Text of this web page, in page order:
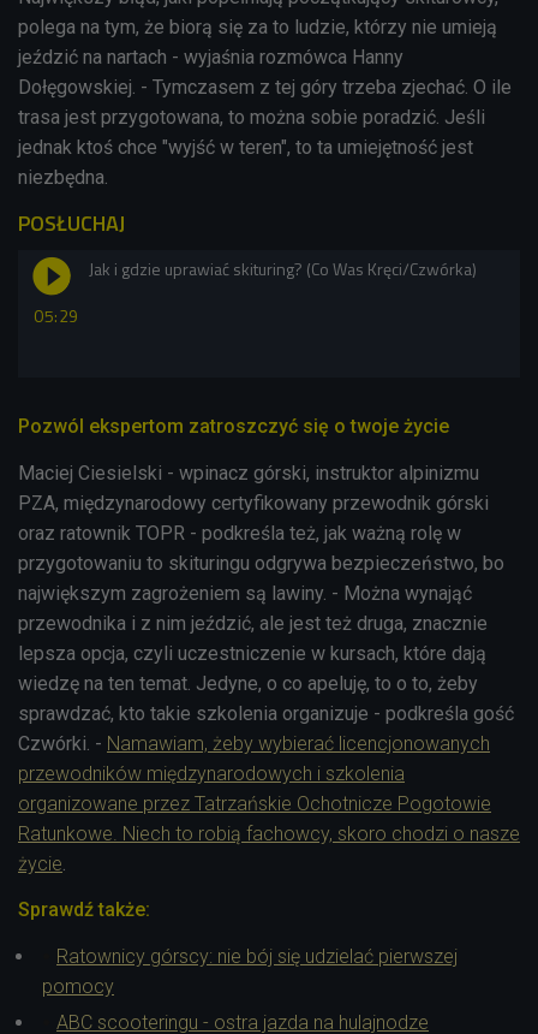
polega na tym, że biorą się za to ludzie, którzy nie umieją
jeździć na nartach - wyjaśnia rozmówca Hanny
Dołęgowskiej. - Tymczasem z tej góry trzeba zjechać. O ile
trasa jest przygotowana, to można sobie poradzić. Jeśli
jednak ktoś chce "wyjść w teren", to ta umiejętność jest
niezbędna.
POSŁUCHAJ
05:29
Jak i gdzie uprawiać skituring? (Co Was Kręci/Czwórka)
Pozwól ekspertom zatroszczyć się o twoje życie
Maciej Ciesielski - wpinacz górski, instruktor alpinizmu
PZA, międzynarodowy certyfikowany przewodnik górski
oraz ratownik TOPR - podkreśla też, jak ważną rolę w
przygotowaniu to skituringu odgrywa bezpieczeństwo, bo
największym zagrożeniem są lawiny. - Można wynająć
przewodnika i z nim jeździć, ale jest też druga, znacznie
lepsza opcja, czyli uczestniczenie w kursach, które dają
wiedzę na ten temat. Jedyne, o co apeluję, to o to, żeby
sprawdzać, kto takie szkolenia organizuje - podkreśla gość
Czwórki. - Namawiam, żeby wybierać licencjonowanych
przewodników międzynarodowych i szkolenia
organizowane przez Tatrzańskie Ochotnicze Pogotowie
Ratunkowe. Niech to robią fachowcy, skoro chodzi o nasze
życie.
Sprawdź także:
Ratownicy górscy: nie bój się udzielać pierwszej
pomocy
ABC scooteringu - ostra jazda na hulajnodze